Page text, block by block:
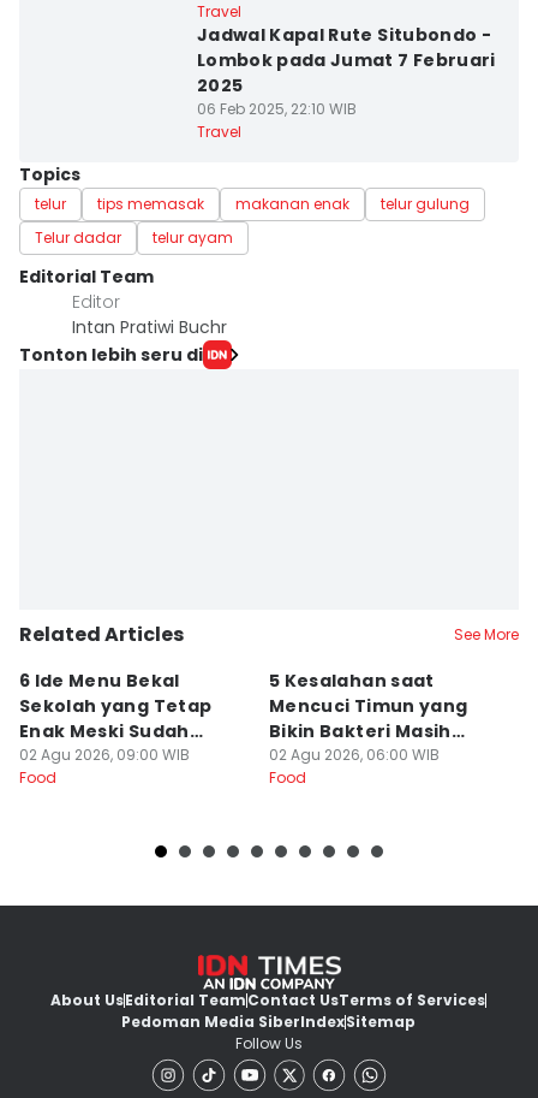
Travel
Jadwal Kapal Rute Situbondo -
Lombok pada Jumat 7 Februari
2025
06 Feb 2025, 22:10 WIB
Travel
Topics
telur tips memasak makanan enak
telur gulung
Telur dadar
telur ayam
Editorial Team
Editor
Intan Pratiwi Buchr
Tonton lebih seru di
Related Articles See More
6 Ide Menu Bekal
Sekolah yang Tetap
Enak Meski Sudah
Dingin
02 Agu 2026, 09:00 WIB
Food
5 Kesalahan saat
Mencuci Timun yang
Bikin Bakteri Masih
Nempel
02 Agu 2026, 06:00 WIB
Food
About UsEditorial TeamContact UsTerms of Services
Pedoman Media SiberIndexSitemap
Follow Us